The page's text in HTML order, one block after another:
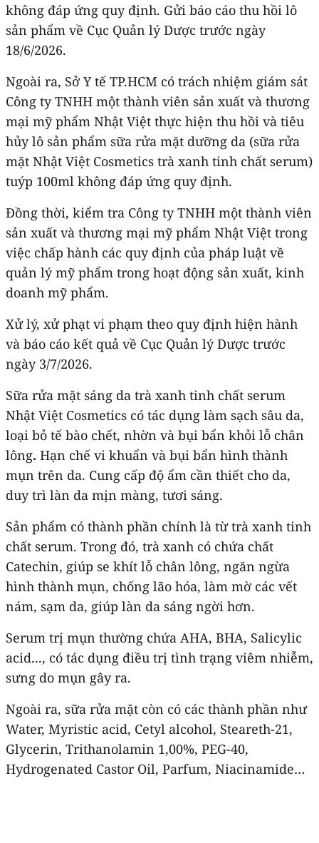
không đáp ứng quy định. Gửi báo cáo thu hồi lô
sản phẩm về Cục Quản lý Dược trước ngày
18/6/2026.
Ngoài ra, Sở Y tế TP.HCM có trách nhiệm giám sát
Công ty TNHH một thành viên sản xuất và thương
mại mỹ phẩm Nhật Việt thực hiện thu hồi và tiêu
hủy lô sản phẩm sữa rửa mặt dưỡng da (sữa rửa
mặt Nhật Việt Cosmetics trà xanh tinh chất serum)
tuýp 100ml không đáp ứng quy định.
Đồng thời, kiểm tra Công ty TNHH một thành viên
sản xuất và thương mại mỹ phẩm Nhật Việt trong
việc chấp hành các quy định của pháp luật về
quản lý mỹ phẩm trong hoạt động sản xuất, kinh
doanh mỹ phẩm.
Xử lý, xử phạt vi phạm theo quy định hiện hành
và báo cáo kết quả về Cục Quản lý Dược trước
ngày 3/7/2026.
Sữa rửa mặt sáng da trà xanh tinh chất serum
Nhật Việt Cosmetics có tác dụng làm sạch sâu da,
loại bỏ tế bào chết, nhờn và bụi bẩn khỏi lỗ chân
lông. Hạn chế vi khuẩn và bụi bẩn hình thành
mụn trên da. Cung cấp độ ẩm cần thiết cho da,
duy trì làn da mịn màng, tươi sáng.
Sản phẩm có thành phần chính là từ trà xanh tinh
chất serum. Trong đó, trà xanh có chứa chất
Catechin, giúp se khít lỗ chân lông, ngăn ngừa
hình thành mụn, chống lão hóa, làm mờ các vết
nám, sạm da, giúp làn da sáng ngời hơn.
Serum trị mụn thường chứa AHA, BHA, Salicylic
acid..., có tác dụng điều trị tình trạng viêm nhiễm,
sưng do mụn gây ra.
Ngoài ra, sữa rửa mặt còn có các thành phần như
Water, Myristic acid, Cetyl alcohol, Steareth-21,
Glycerin, Trithanolamin 1,00%, PEG-40,
Hydrogenated Castor Oil, Parfum, Niacinamide…